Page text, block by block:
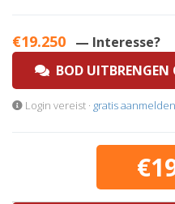
€19.250 — Interesse?
BOD UITBRENGEN
Login vereist · gratis aanmelden